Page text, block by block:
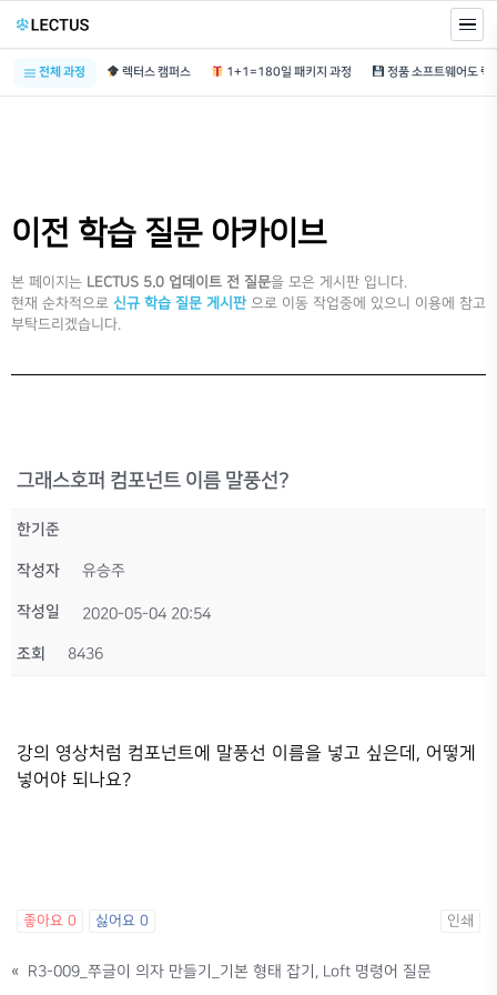
전체 과정 렉터스 캠퍼스 1+1=180일 패키지 과정
이전 학습 질문 아카이브
본 페이지는 LECTUS 5.0 업데이트 전 질문을 모은 게시판 입니다.
현재 순차적으로 신규 학습 질문 게시판 으로 이동 작업중에 있으니 이용에 참고
부탁드리겠습니다.
그래스호퍼 컴포넌트 이름 말풍선?
한기준
작성자 유승주
작성일 2020-05-04 20:54
조회 8436
강의 영상처럼 컴포넌트에 말풍선 이름을 넣고 싶은데, 어떻게
넣어야 되나요?
좋아요 0 싫어요 0 인쇄
« R3-009_쭈글이 의자 만들기_기본 형태 잡기, Loft 명령어 질문